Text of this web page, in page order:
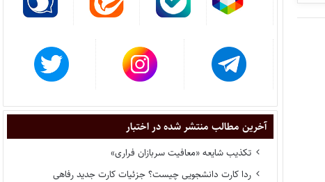
آخرین مطالب منتشر شده در اختبار
تکذیب شایعه «معافیت سربازان فراری»
ردا کارت دانشجویی چیست؟ جزئیات کارت جدید رفاهی